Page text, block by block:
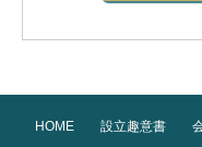
HOME 設立趣意書